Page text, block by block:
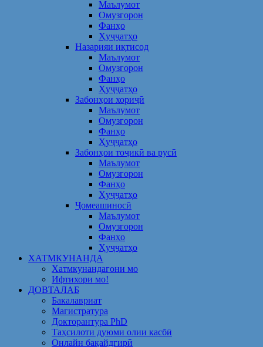
Маълумот
Омузгорон
Фанҳо
Ҳуҷҷатҳо
Назарияи иқтисод
Маълумот
Омузгорон
Фанҳо
Ҳуҷҷатҳо
Забонҳои хориҷӣ
Маълумот
Омузгорон
Фанҳо
Ҳуҷҷатҳо
Забонҳои тоҷикӣ ва русӣ
Маълумот
Омузгорон
Фанҳо
Ҳуҷҷатҳо
Ҷомеашиносӣ
Маълумот
Омузгорон
Фанҳо
Ҳуҷҷатҳо
ХАТМКУНАНДА
Хатмкунандагони мо
Ифтихори мо!
ДОВТАЛАБ
Бакалавриат
Магистратура
Докторантура PhD
Таҳсилоти дуюми олии касбӣ
Онлайн бақайдгирӣ